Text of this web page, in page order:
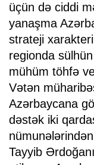
üçün də ciddi
yanaşma
strateji
regionda
mühüm töhfə
Vətən
Azərbaycana
dəstək iki
Tayyib